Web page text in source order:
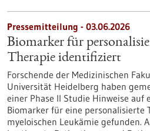
Pressemitteilung - 03.06.2026
Biomarker für
Therapie identifiziert
Forschende der Medizinischen
Universität Heidelberg haben
einer Phase II Studie Hinweise auf
Biomarker für eine personalisierte
myeloischen Leukämie gefunden.